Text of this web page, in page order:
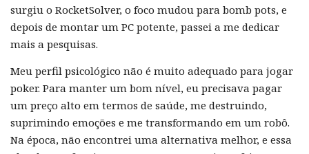
surgiu o RocketSolver, o foco mudou para bomb pots, e
depois de montar um PC potente, passei a me dedicar
mais a pesquisas.
Meu perfil psicológico não é muito adequado para jogar
poker. Para manter um bom nível, eu precisava pagar
um preço alto em termos de saúde, me destruindo,
suprimindo emoções e me transformando em um robô.
Na época, não encontrei uma alternativa melhor, e essa